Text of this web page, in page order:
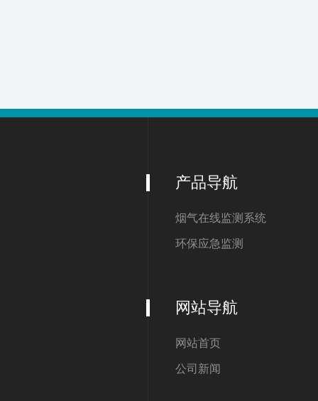
产品导航
烟气在线监测系统
环保应急监测
网站导航
网站首页
公司新闻